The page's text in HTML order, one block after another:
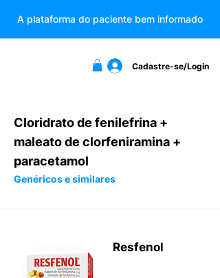
A plataforma do paciente bem informado
Cadastre-se/Login
Cloridrato de fenilefrina +
maleato de clorfeniramina +
paracetamol
Genéricos e similares
Resfenol